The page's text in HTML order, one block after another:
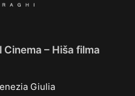
– Hiša filma
Giulia